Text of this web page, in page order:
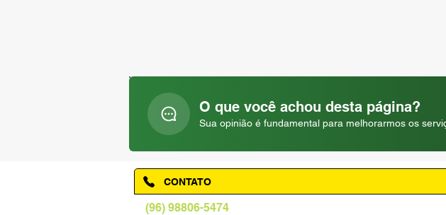
O que você achou desta página?
Sua opinião é fundamental para melhorarmos os
(96) 98806-5474
CONTATO